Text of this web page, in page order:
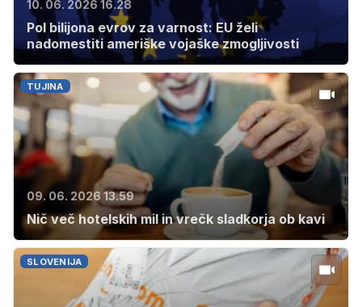
10. 06. 2026 16.28
Pol bilijona evrov za varnost: EU želi
nadomestiti ameriške vojaške zmogljivosti
TUJINA
09. 06. 2026 13.59
Nič več hotelskih mil in vrečk sladkorja ob kavi
SLOVENIJA